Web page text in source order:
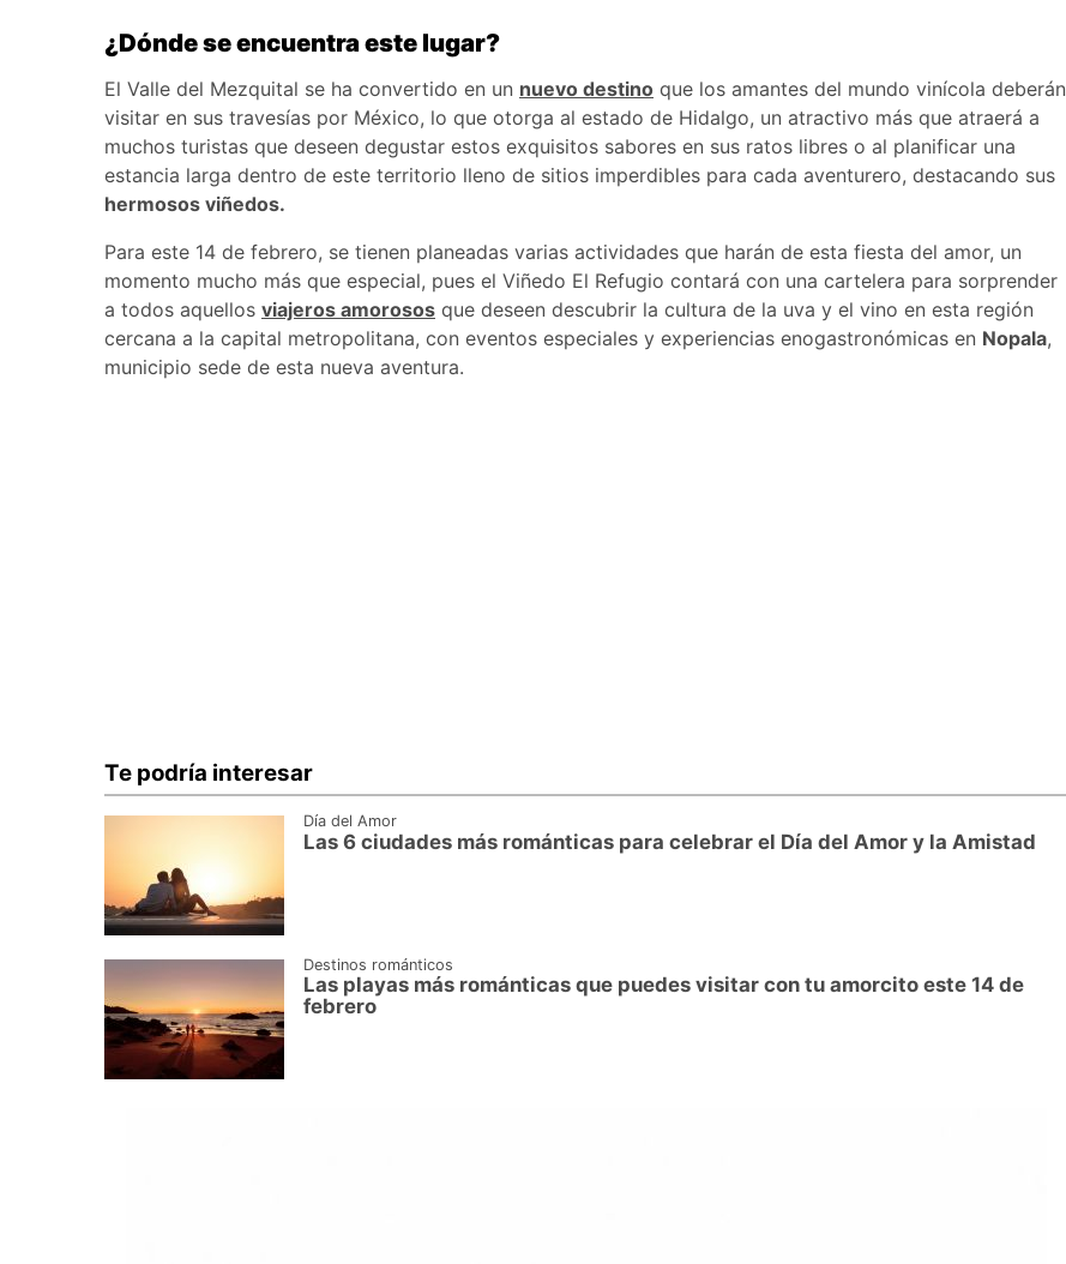
¿Dónde se encuentra este lugar?
El Valle del Mezquital se ha convertido en un nuevo destino que los amantes del mundo vinícola deberán
visitar en sus travesías por México, lo que otorga al estado de Hidalgo, un atractivo más que atraerá a
muchos turistas que deseen degustar estos exquisitos sabores en sus ratos libres o al planificar una
estancia larga dentro de este territorio lleno de sitios imperdibles para cada aventurero, destacando sus
hermosos viñedos.
Para este 14 de febrero, se tienen planeadas varias actividades que harán de esta fiesta del amor, un
momento mucho más que especial, pues el Viñedo El Refugio contará con una cartelera para sorprender
a todos aquellos viajeros amorosos que deseen descubrir la cultura de la uva y el vino en esta región
cercana a la capital metropolitana, con eventos especiales y experiencias enogastronómicas en Nopala,
municipio sede de esta nueva aventura.
Te podría interesar
Día del Amor
Las 6 ciudades más románticas para celebrar el Día del Amor y la Amistad
Destinos románticos
Las playas más románticas que puedes visitar con tu amorcito este 14 de
febrero